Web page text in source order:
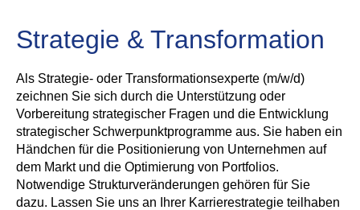
Strategie & Transformation
Als Strategie- oder Transformationsexperte (m/w/d)
zeichnen Sie sich durch die Unterstützung oder
Vorbereitung strategischer Fragen und die Entwicklung
strategischer Schwerpunktprogramme aus. Sie haben ein
Händchen für die Positionierung von Unternehmen auf
dem Markt und die Optimierung von Portfolios.
Notwendige Strukturveränderungen gehören für Sie
dazu. Lassen Sie uns an Ihrer Karrierestrategie teilhaben